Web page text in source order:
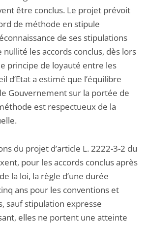
être conclus. Le projet prévoit
de méthode en stipule
de ses stipulations
nullité les accords conclus, dès lors
principe de loyauté entre les
d’Etat a estimé que l’équilibre
Gouvernement sur la portée de
est respectueux de la
du projet d’article L. 2222-3-2 du
pour les accords conclus après
la loi, la règle d’une durée
ans pour les conventions et
sauf stipulation expresse
elles ne portent une atteinte